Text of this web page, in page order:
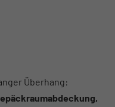
Überhang: